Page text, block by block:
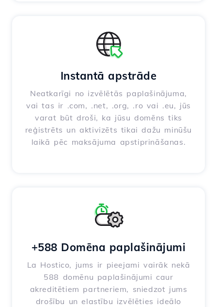
Instantā apstrāde
Neatkarīgi no izvēlētās paplašinājuma,
vai tas ir .com, .net, .org, .ro vai .eu, jūs
varat būt droši, ka jūsu domēns tiks
reģistrēts un aktivizēts tikai dažu minūšu
laikā pēc maksājuma apstiprināšanas.
+588 Domēna paplašinājumi
La Hostico, jums ir pieejami vairāk nekā
588 domēnu paplašinājumi caur
akreditētiem partneriem, sniedzot jums
drošību un elastību izvēlēties ideālo